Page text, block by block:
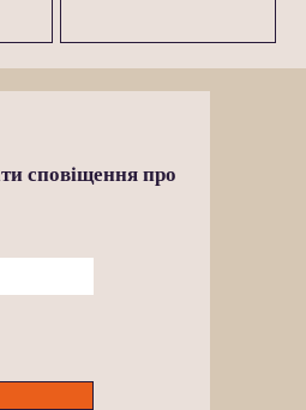
сповіщення про